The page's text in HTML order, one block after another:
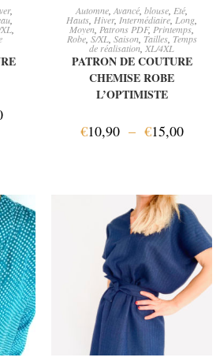
,
,
,
CHOIX DES OPTIONS
Automne Avancé blouse Eté
Hauts Hiver, Intermédiaire Long
Moyen Patrons PDF, Printemps,
Robe, S/XL, Saison, Tailles, Temps
de réalisation XL/4XL
PATRON DE COUTURE
CHEMISE ROBE
L’OPTIMISTE
€10,90 – €15,00